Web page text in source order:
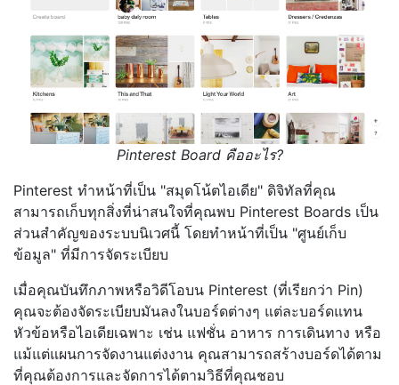
Pinterest Board คืออะไร?
Pinterest ทำหน้าที่เป็น "สมุดโน้ตไอเดีย" ดิจิทัลที่คุณ
สามารถเก็บทุกสิ่งที่น่าสนใจที่คุณพบ Pinterest Boards เป็น
ส่วนสำคัญของระบบนิเวศนี้ โดยทำหน้าที่เป็น "ศูนย์เก็บ
ข้อมูล" ที่มีการจัดระเบียบ
เมื่อคุณบันทึกภาพหรือวิดีโอบน Pinterest (ที่เรียกว่า Pin)
คุณจะต้องจัดระเบียบมันลงในบอร์ดต่างๆ แต่ละบอร์ดแทน
หัวข้อหรือไอเดียเฉพาะ เช่น แฟชั่น อาหาร การเดินทาง หรือ
แม้แต่แผนการจัดงานแต่งงาน คุณสามารถสร้างบอร์ดได้ตาม
ที่คุณต้องการและจัดการได้ตามวิธีที่คุณชอบ